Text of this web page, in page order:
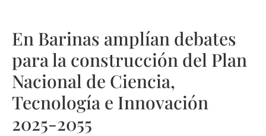
En Barinas amplían debates
para la construcción del Plan
Nacional de Ciencia,
Tecnología e Innovación
2025-2055